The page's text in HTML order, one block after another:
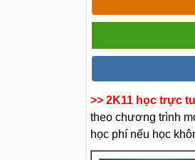
>> 2K11 học trực
theo chương trình
học phí nếu học